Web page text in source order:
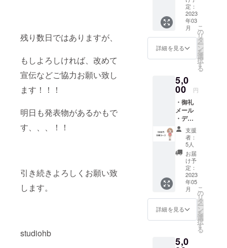
残り数日ではありますが、
もしよろしければ、改めて
宣伝などご協力お願い致し
ます！！！
明日も発表物があるかもで
す、、、！！
引き続きよろしくお願い致
します。
studiohb
ン試写
会参加
権 ・京
都編ED
ロール
お名前
掲載 ※
クレ
名は全
角8文字
（半角
16文
字、た
だし半
角カナ
は不
可）以
内とさ
せて頂
きま
す。記
号等不
可。ま
た、本
名／ハ
ラク
定：
2023
年03
月
詳細を見る
こ
の
リ
タ
ー
ン
を
選
択
す
る
5,0
00 円
・御礼
メール
・デジ
タルコ
ンテ&設
定資料
集 ・オ
ンライ
ン試写
会参加
権 ・京
都編ED
ロール
お名前
掲載
―― ・
ポス
支援
者：
5人
お届
け予
定：
2023
年05
月
詳細を見る
こ
の
リ
タ
ー
ン
を
選
択
す
る
5,0